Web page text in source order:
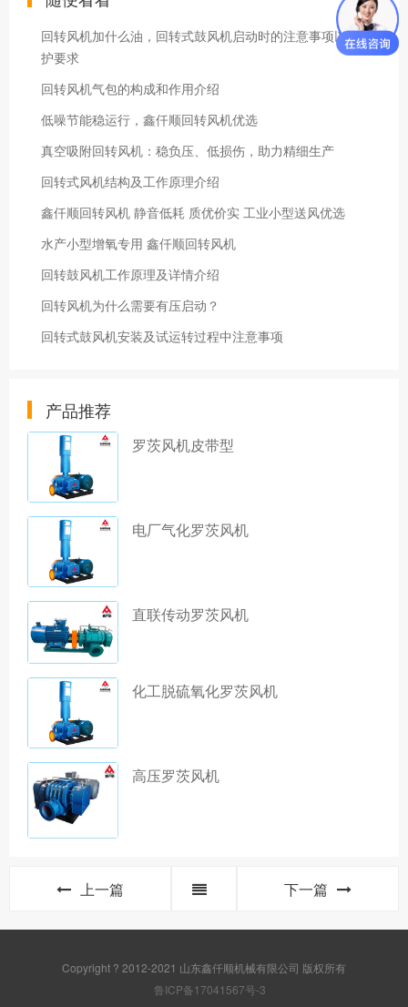
回转风机加什么油，回转式鼓风机启动时的注意事项以及维
护要求
回转风机气包的构成和作用介绍
低噪节能稳运行，鑫仟顺回转风机优选
真空吸附回转风机：稳负压、低损伤，助力精细生产
回转式风机结构及工作原理介绍
鑫仟顺回转风机 静音低耗 质优价实 工业小型送风优选
水产小型增氧专用 鑫仟顺回转风机
回转鼓风机工作原理及详情介绍
回转风机为什么需要有压启动？
回转式鼓风机安装及试运转过程中注意事项
产品推荐
罗茨风机皮带型
电厂气化罗茨风机
直联传动罗茨风机
化工脱硫氧化罗茨风机
高压罗茨风机
上一篇 下一篇
Copyright ? 2012-2021 山东鑫仟顺机械有限公司 版权所有
鲁ICP备17041567号-3